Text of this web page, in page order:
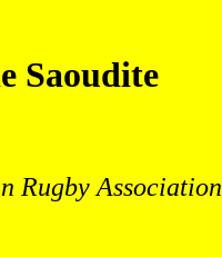
Saoudite
Rugby Association